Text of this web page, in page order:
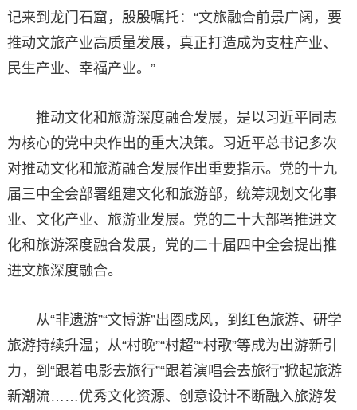
记来到龙门石窟，殷殷嘱托：“文旅融合前景广阔，要
推动文旅产业高质量发展，真正打造成为支柱产业、
民生产业、幸福产业。”
推动文化和旅游深度融合发展，是以习近平同志
为核心的党中央作出的重大决策。习近平总书记多次
对推动文化和旅游融合发展作出重要指示。党的十九
届三中全会部署组建文化和旅游部，统筹规划文化事
业、文化产业、旅游业发展。党的二十大部署推进文
化和旅游深度融合发展，党的二十届四中全会提出推
进文旅深度融合。
从“非遗游”“文博游”出圈成风，到红色旅游、研学
旅游持续升温；从“村晚”“村超”“村歌”等成为出游新引
力，到“跟着电影去旅行”“跟着演唱会去旅行”掀起旅游
新潮流……优秀文化资源、创意设计不断融入旅游发